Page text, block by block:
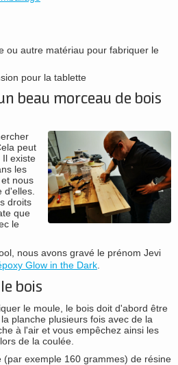
ou autre matériau pour fabriquer le
pour la tablette
beau morceau de bois
peut
Il existe
les
nous
d'elles.
droits
que
le
nous avons gravé le prénom Jevi
Glow in the Dark
bois
le moule, le bois doit d'abord être
planche plusieurs fois avec de la
à l'air et vous empêchez ainsi les
de la coulée.
(par exemple 160 grammes) de résine